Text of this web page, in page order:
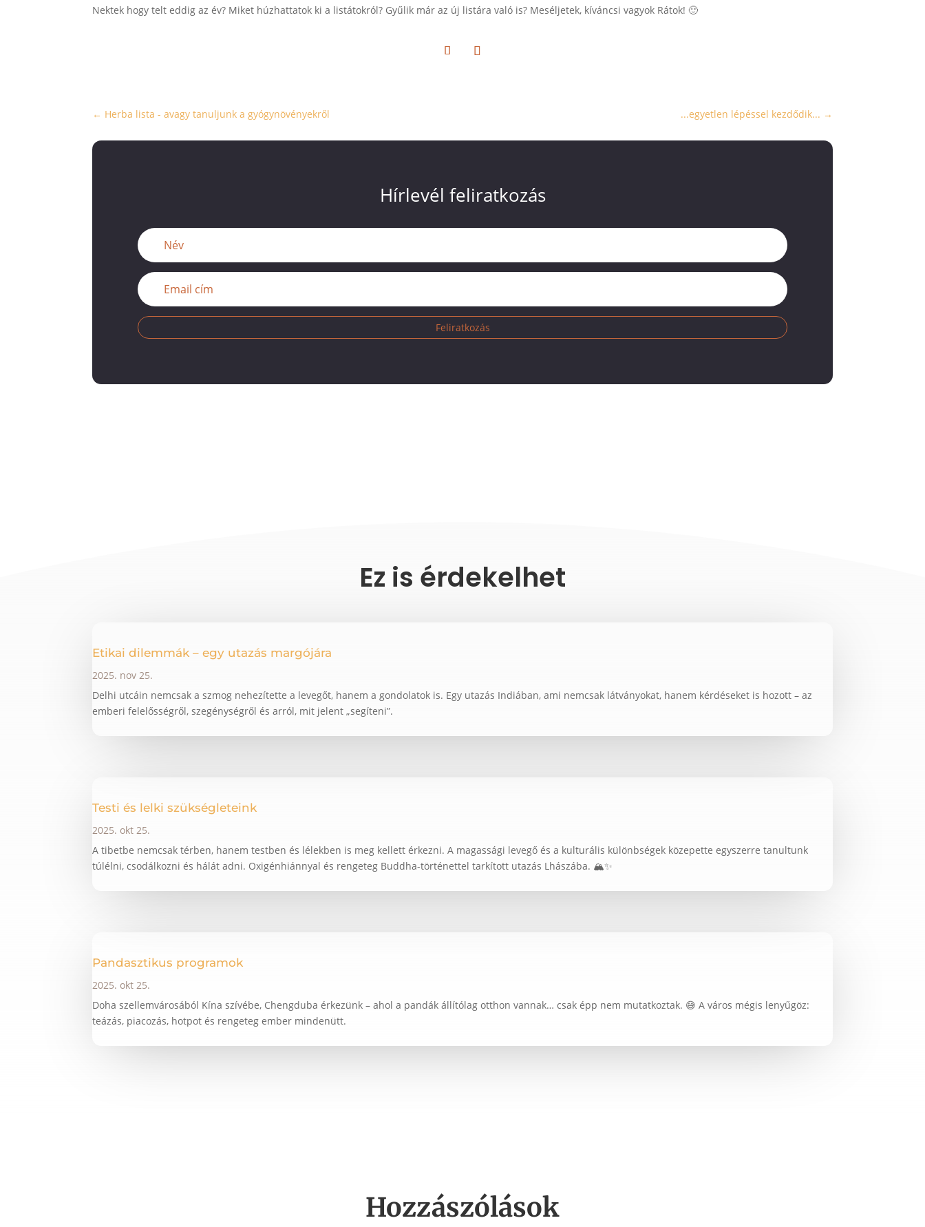
Nektek hogy telt eddig az év? Miket húzhattatok ki a listátokról? Gyűlik már az új listára való is? Meséljetek, kíváncsi vagyok Rátok! 🙂
← Herba lista - avagy tanuljunk a gyógynövényekről ...egyetlen lépéssel kezdődik... →
Hírlevél feliratkozás
Feliratkozás
Ez is érdekelhet
Etikai dilemmák – egy utazás margójára
2025. nov 25.
Delhi utcáin nemcsak a szmog nehezítette a levegőt, hanem a gondolatok is. Egy utazás Indiában, ami nemcsak látványokat, hanem kérdéseket is hozott – az
emberi felelősségről, szegénységről és arról, mit jelent „segíteni”.
Testi és lelki szükségleteink
2025. okt 25.
A tibetbe nemcsak térben, hanem testben és lélekben is meg kellett érkezni. A magassági levegő és a kulturális különbségek közepette egyszerre tanultunk
túlélni, csodálkozni és hálát adni. Oxigénhiánnyal és rengeteg Buddha-történettel tarkított utazás Lhászába. 🏔️✨
Pandasztikus programok
2025. okt 25.
Doha szellemvárosából Kína szívébe, Chengduba érkezünk – ahol a pandák állítólag otthon vannak… csak épp nem mutatkoztak. 😅 A város mégis lenyűgöz:
teázás, piacozás, hotpot és rengeteg ember mindenütt.
Hozzászólások